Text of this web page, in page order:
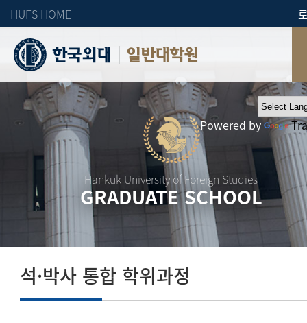
HUFS HOME
일반대학원
Hankuk University of Foreign Studies
GRADUATE SCHOOL
Powered by
석·박사 통합 학위과정